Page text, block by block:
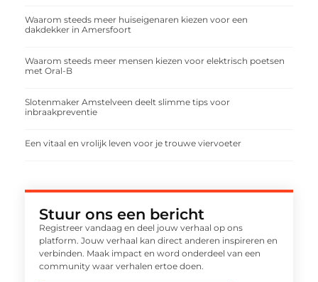
Waarom steeds meer huiseigenaren kiezen voor een
dakdekker in Amersfoort
Waarom steeds meer mensen kiezen voor elektrisch poetsen
met Oral-B
Slotenmaker Amstelveen deelt slimme tips voor
inbraakpreventie
Een vitaal en vrolijk leven voor je trouwe viervoeter
Stuur ons een bericht
Registreer vandaag en deel jouw verhaal op ons
platform. Jouw verhaal kan direct anderen inspireren en
verbinden. Maak impact en word onderdeel van een
community waar verhalen ertoe doen.